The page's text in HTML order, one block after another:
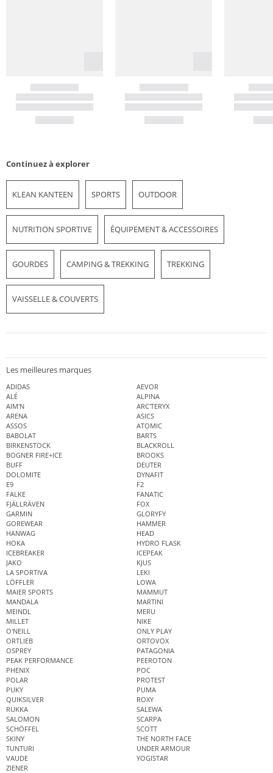
Continuez à explorer
KLEAN KANTEEN SPORTS OUTDOOR
NUTRITION SPORTIVE ÉQUIPEMENT & ACCESSOIRES
GOURDES CAMPING & TREKKING TREKKING
VAISSELLE & COUVERTS
Les meilleures marques
ADIDAS
AEVOR
ALÉ
ALPINA
AIM'N
ARC'TERYX
ARENA
ASICS
ASSOS
ATOMIC
BABOLAT
BARTS
BIRKENSTOCK
BLACKROLL
BOGNER FIRE+ICE
BROOKS
BUFF
DEUTER
DOLOMITE
DYNAFIT
E9
F2
FALKE
FANATIC
FJÄLLRÄVEN
FOX
GARMIN
GLORYFY
GOREWEAR
HAMMER
HANWAG
HEAD
HOKA
HYDRO FLASK
ICEBREAKER
ICEPEAK
JAKO
KJUS
LA SPORTIVA
LEKI
LÖFFLER
LOWA
MAIER SPORTS
MAMMUT
MANDALA
MARTINI
MEINDL
MERU
MILLET
NIKE
O'NEILL
ONLY PLAY
ORTLIEB
ORTOVOX
OSPREY
PATAGONIA
PEAK PERFORMANCE
PEEROTON
PHENIX
POC
POLAR
PROTEST
PUKY
PUMA
QUIKSILVER
ROXY
RUKKA
SALEWA
SALOMON
SCARPA
SCHÖFFEL
SCOTT
SKINY
THE NORTH FACE
TUNTURI
UNDER ARMOUR
VAUDE
YOGISTAR
ZIENER